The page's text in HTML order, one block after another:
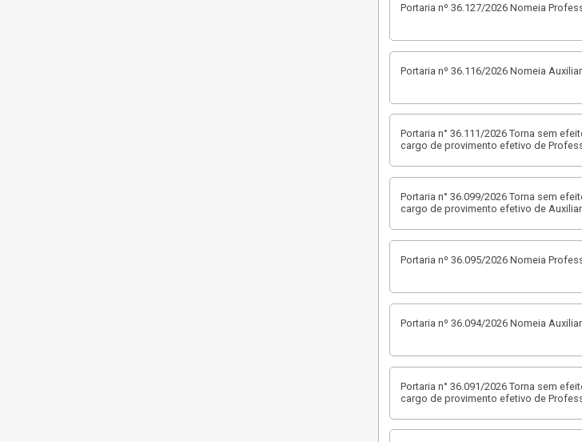
Portaria nº 36.127/2026 Nomeia
Portaria nº 36.116/2026 Nomeia
Portaria n° 36.111/2026 Torna sem
cargo de provimento efetivo de
Portaria n° 36.099/2026 Torna sem
cargo de provimento efetivo de
Portaria nº 36.095/2026 Nomeia
Portaria nº 36.094/2026 Nomeia
Portaria n° 36.091/2026 Torna sem
cargo de provimento efetivo de